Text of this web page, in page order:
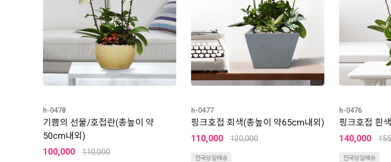
h-0478
기쁨의 선물/호접란(총높이 약
50cm내외)
100,000
110,000
h-0477
핑크호접 회색(총높이 약65cm내외)
110,000
120,000
전국당일배송
h-0476
핑크호접 흰
140,000
전국당일배송